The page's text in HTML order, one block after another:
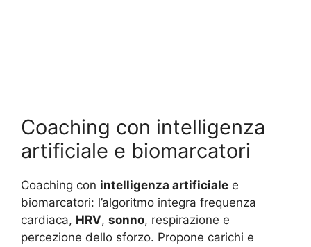
Coaching con intelligenza
artificiale e biomarcatori
Coaching con intelligenza artificiale e
biomarcatori: l’algoritmo integra frequenza
cardiaca, HRV, sonno, respirazione e
percezione dello sforzo. Propone carichi e